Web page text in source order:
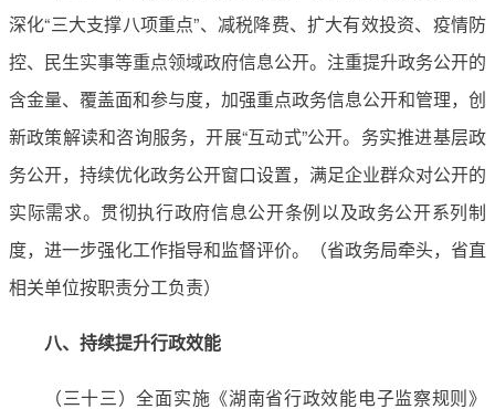
深化“三大支撑八项重点”、减税降费、扩大有效投资、疫情防
控、民生实事等重点领域政府信息公开。注重提升政务公开的
含金量、覆盖面和参与度，加强重点政务信息公开和管理，创
新政策解读和咨询服务，开展“互动式”公开。务实推进基层政
务公开，持续优化政务公开窗口设置，满足企业群众对公开的
实际需求。贯彻执行政府信息公开条例以及政务公开系列制
度，进一步强化工作指导和监督评价。（省政务局牵头，省直
相关单位按职责分工负责）
八、持续提升行政效能
（三十三）全面实施《湖南省行政效能电子监察规则》